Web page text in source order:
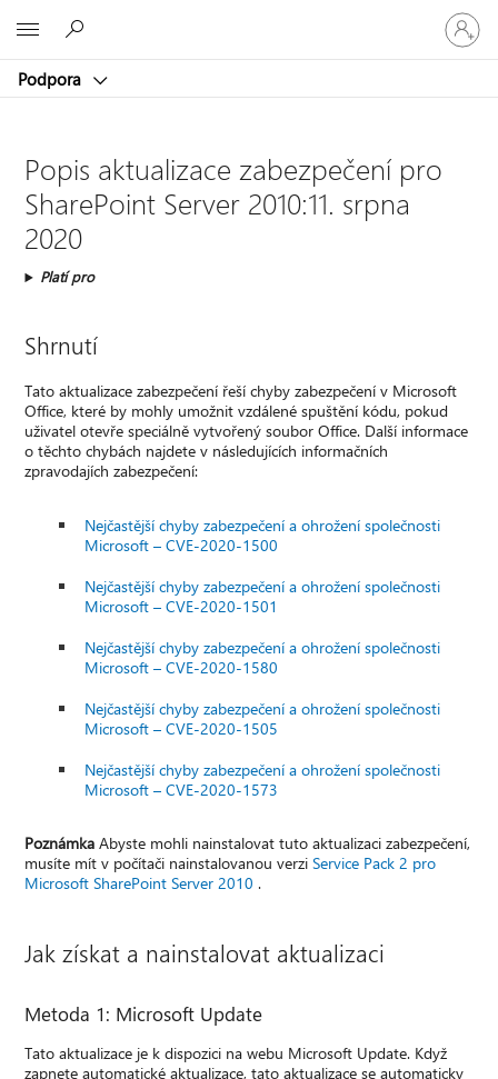
Podpora
Přihlaste
se
ke
účtu
Popis aktualizace zabezpečení pro
SharePoint Server 2010:11. srpna
2020
Platí pro
Shrnutí
Tato aktualizace zabezpečení řeší chyby zabezpečení v Microsoft
Office, které by mohly umožnit vzdálené spuštění kódu, pokud
uživatel otevře speciálně vytvořený soubor Office. Další informace
o těchto chybách najdete v následujících informačních
zpravodajích zabezpečení:
Nejčastější chyby zabezpečení a ohrožení společnosti
Microsoft – CVE-2020-1500
Nejčastější chyby zabezpečení a ohrožení společnosti
Microsoft – CVE-2020-1501
Nejčastější chyby zabezpečení a ohrožení společnosti
Microsoft – CVE-2020-1580
Nejčastější chyby zabezpečení a ohrožení společnosti
Microsoft – CVE-2020-1505
Nejčastější chyby zabezpečení a ohrožení společnosti
Microsoft – CVE-2020-1573
Poznámka Abyste mohli nainstalovat tuto aktualizaci zabezpečení,
musíte mít v počítači nainstalovanou verziService Pack 2 pro
Microsoft SharePoint Server 2010 .
Jak získat a nainstalovat aktualizaci
Metoda 1: Microsoft Update
Tato aktualizace je k dispozici na webu Microsoft Update. Když
zapnete automatické aktualizace, tato aktualizace se automaticky